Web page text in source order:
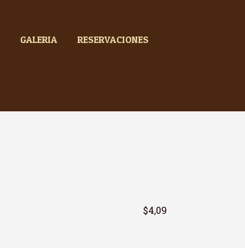
GALERIA RESERVACIONES
$4,09